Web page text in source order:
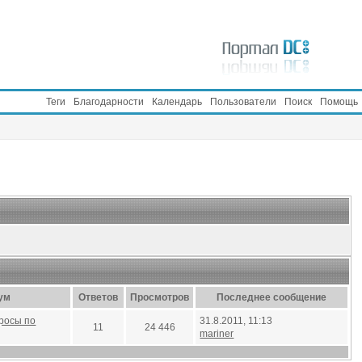
Помощь
Поиск
Пользователи
Календарь
Благодарности
Теги
Ответов Просмотров Последнее сообщение
по
11 24 446
31.8.2011, 11:13
mariner